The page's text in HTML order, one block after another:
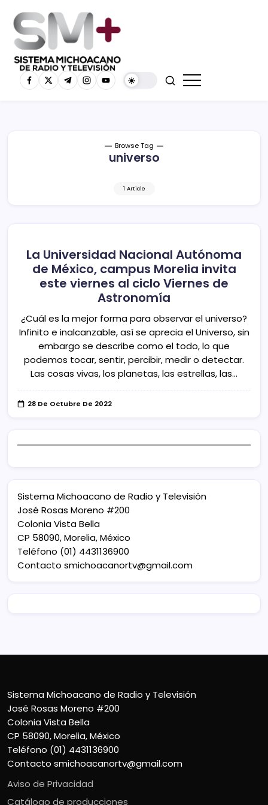
Browse Tag
universo
1 Article
La Universidad Nacional Autónoma
de México, campus Morelia invita
este viernes al ciclo Viernes de
Astronomía
¿Cuál es la mejor forma para observar el universo?
Infinito e inalcanzable, así se aprecia el Universo, sin
embargo se describe como el todo, lo que
podemos tocar, sentir, percibir, medir o detectar.
Las cosas vivas, los planetas, las estrellas, las…
28 De Octubre De 2022
Sistema Michoacano de Radio y Televisión
José Rosas Moreno #200
Colonia Vista Bella
CP 58090, Morelia, México
Teléfono (01) 4431136900
Contacto smichoacanortv@gmail.com
Sistema Michoacano de Radio y Televisión
José Rosas Moreno #200
Colonia Vista Bella
CP 58090, Morelia, México
Teléfono (01) 4431136900
Contacto smichoacanortv@gmail.com
Aviso de Privacidad
Catálogo de producciones